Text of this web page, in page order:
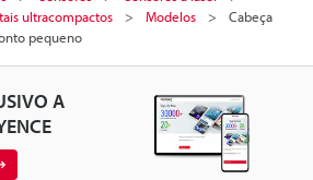
ultracompactos
Modelos
Cabeça
pequeno
A